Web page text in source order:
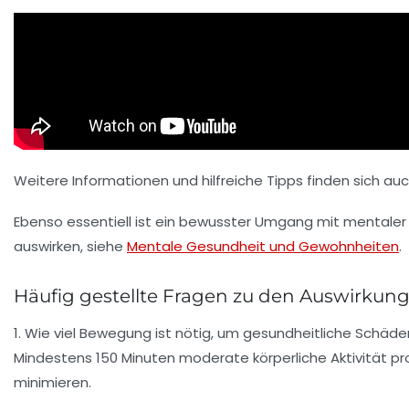
Weitere Informationen und hilfreiche Tipps finden sich
Ebenso essentiell ist ein bewusster Umgang mit mentaler
auswirken, siehe Mentale Gesundheit und Gewohnheiten.
Häufig gestellte Fragen zu den
1. Wie viel Bewegung ist nötig, um gesundheitliche
Mindestens 150 Minuten moderate körperliche Aktivität
minimieren.